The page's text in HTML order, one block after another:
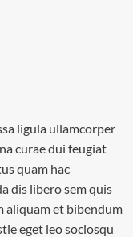
ligula ullamcorper
curae dui feugiat
quam hac
dis libero sem quis
aliquam et bibendum
eget leo sociosqu